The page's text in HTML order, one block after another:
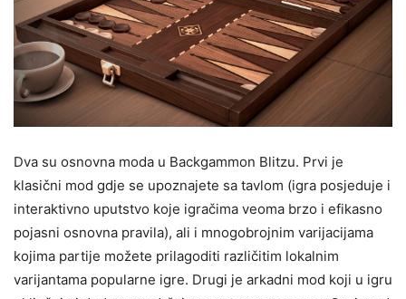
Dva su osnovna moda u Backgammon Blitzu. Prvi je
klasični mod gdje se upoznajete sa tavlom (igra posjeduje i
interaktivno uputstvo koje igračima veoma brzo i efikasno
pojasni osnovna pravila), ali i mnogobrojnim varijacijama
kojima partije možete prilagoditi različitim lokalnim
varijantama popularne igre. Drugi je arkadni mod koji u igru